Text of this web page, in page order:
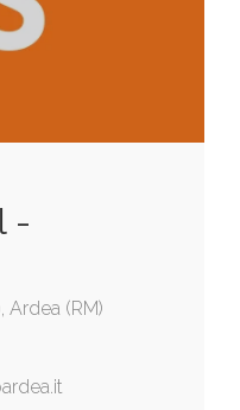
-
Ardea (RM)